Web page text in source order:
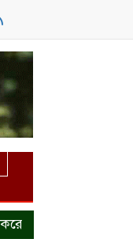
হত্যা মামলা থেকে